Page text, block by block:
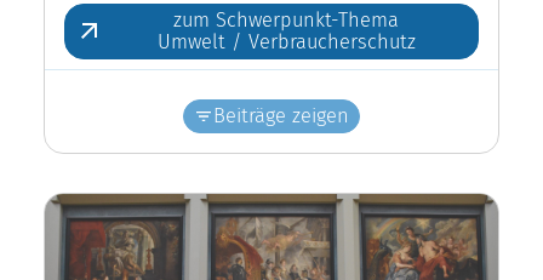
zum Schwerpunkt-Thema
Umwelt / Verbraucherschutz
Beiträge zeigen